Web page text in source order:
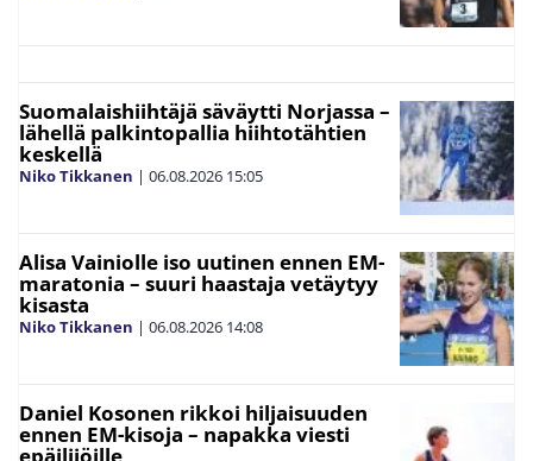
Suomalaishiihtäjä säväytti Norjassa –
lähellä palkintopallia hiihtotähtien
keskellä
Niko Tikkanen | 06.08.2026 15:05
Alisa Vainiolle iso uutinen ennen EM-
maratonia – suuri haastaja vetäytyy
kisasta
Niko Tikkanen | 06.08.2026 14:08
Daniel Kosonen rikkoi hiljaisuuden
ennen EM-kisoja – napakka viesti
epäilijöille